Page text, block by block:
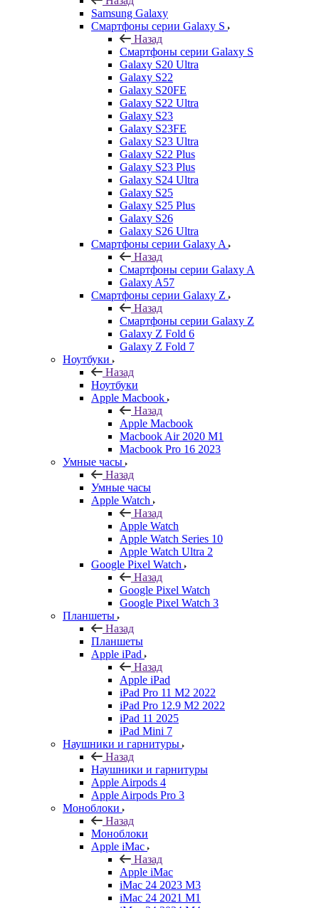
Samsung Galaxy
Смартфоны серии Galaxy S
Назад
Смартфоны серии Galaxy S
Galaxy S20 Ultra
Galaxy S22
Galaxy S20FE
Galaxy S22 Ultra
Galaxy S23
Galaxy S23FE
Galaxy S23 Ultra
Galaxy S22 Plus
Galaxy S23 Plus
Galaxy S24 Ultra
Galaxy S25
Galaxy S25 Plus
Galaxy S26
Galaxy S26 Ultra
Смартфоны серии Galaxy A
Назад
Смартфоны серии Galaxy A
Galaxy A57
Смартфоны серии Galaxy Z
Назад
Смартфоны серии Galaxy Z
Galaxy Z Fold 6
Galaxy Z Fold 7
Ноутбуки
Назад
Ноутбуки
Apple Macbook
Назад
Apple Macbook
Macbook Air 2020 M1
Macbook Pro 16 2023
Умные часы
Назад
Умные часы
Apple Watch
Назад
Apple Watch
Apple Watch Series 10
Apple Watch Ultra 2
Google Pixel Watch
Назад
Google Pixel Watch
Google Pixel Watch 3
Планшеты
Назад
Планшеты
Apple iPad
Назад
Apple iPad
iPad Pro 11 M2 2022
iPad Pro 12.9 M2 2022
iPad 11 2025
iPad Mini 7
Наушники и гарнитуры
Назад
Наушники и гарнитуры
Apple Airpods 4
Apple Airpods Pro 3
Моноблоки
Назад
Моноблоки
Apple iMac
Назад
Apple iMac
iMac 24 2023 M3
iMac 24 2021 M1